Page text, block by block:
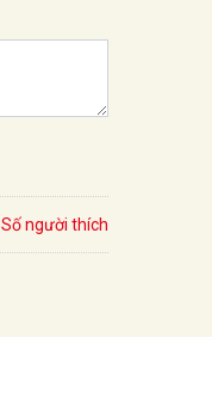
Số người thích